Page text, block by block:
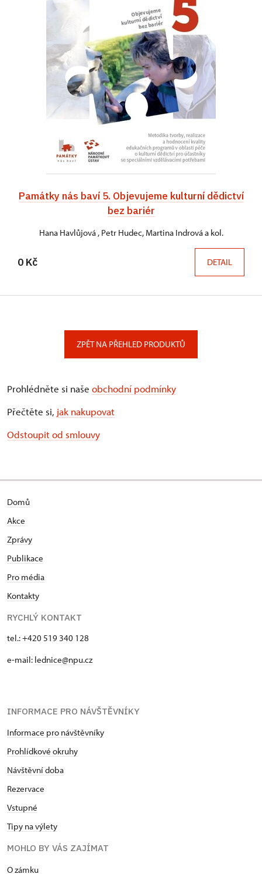
Památky nás baví 5. Objevujeme kulturní dědictví
bez bariér
Hana Havlůjová , Petr Hudec, Martina Indrová a kol.
0 Kč DETAIL
ZPĚT NA PŘEHLED PRODUKTŮ
Prohlédněte si naše obchodní podmínky
Přečtěte si, jak nakupovat
Odstoupit od smlouvy
Domů
Akce
Zprávy
Publikace
Pro média
Kontakty
RYCHLÝ KONTAKT
tel.: +420 519 340 128
e-mail: lednice@npu.cz
INFORMACE PRO NÁVŠTĚVNÍKY
Informace pro návštěvníky
Prohlídkové okruhy
Návštěvní doba
Rezervace
Vstupné
Tipy na výlety
MOHLO BY VÁS ZAJÍMAT
O zámku